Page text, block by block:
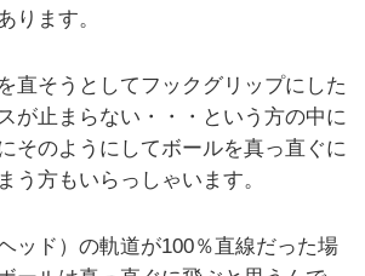
ります。
直そうとしてフックグリップにした
が止まらない・・・という方の中に
そのようにしてボールを真っ直ぐに
う方もいらっしゃいます。
ッド）の軌道が100％直線だった場